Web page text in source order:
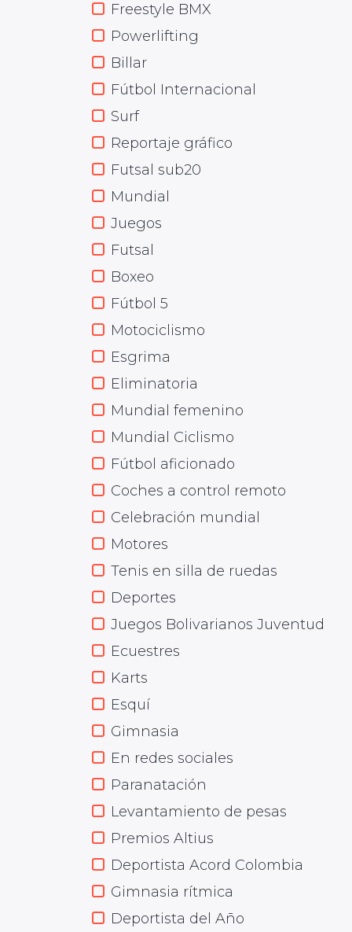
Freestyle BMX
Powerlifting
Billar
Fútbol Internacional
Surf
Reportaje gráfico
Futsal sub20
Mundial
Juegos
Futsal
Boxeo
Fútbol 5
Motociclismo
Esgrima
Eliminatoria
Mundial femenino
Mundial Ciclismo
Fútbol aficionado
Coches a control remoto
Celebración mundial
Motores
Tenis en silla de ruedas
Deportes
Juegos Bolivarianos Juventud
Ecuestres
Karts
Esquí
Gimnasia
En redes sociales
Paranatación
Levantamiento de pesas
Premios Altius
Deportista Acord Colombia
Gimnasia rítmica
Deportista del Año